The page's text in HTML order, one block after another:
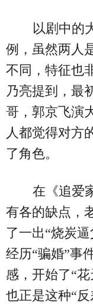
以剧中的
例，虽然两人
不同，特征也
乃亮提到，最
哥，郭京飞演
人都觉得对方
了角色。
在《追爱
有各的缺点，
了一出“烧炭
经历“骗婚”事
感，开始了“
也正是这种“